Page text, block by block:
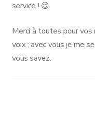
service ! 😉
Merci à toutes pour vos
voix ; avec vous je me
vous savez.